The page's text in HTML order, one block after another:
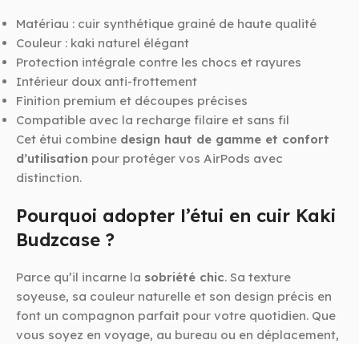
Matériau : cuir synthétique grainé de haute qualité
Couleur : kaki naturel élégant
Protection intégrale contre les chocs et rayures
Intérieur doux anti-frottement
Finition premium et découpes précises
Compatible avec la recharge filaire et sans fil
Cet étui combine design haut de gamme et confort
d’utilisation pour protéger vos AirPods avec
distinction.
Pourquoi adopter l’étui en cuir Kaki
Budzcase ?
Parce qu’il incarne la sobriété chic. Sa texture
soyeuse, sa couleur naturelle et son design précis en
font un compagnon parfait pour votre quotidien. Que
vous soyez en voyage, au bureau ou en déplacement,